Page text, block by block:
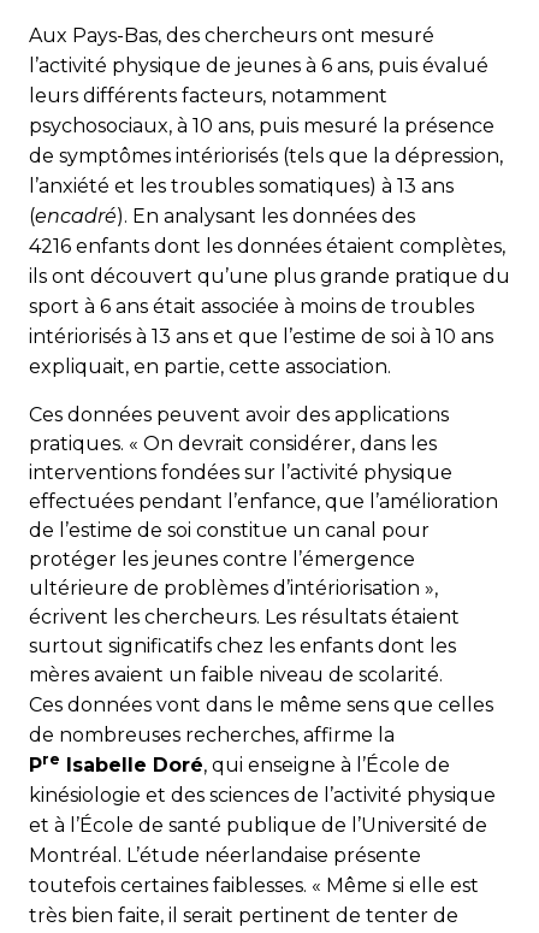
Aux Pays-Bas, des chercheurs ont mesuré
l’activité physique de jeunes à 6 ans, puis évalué
leurs différents facteurs, notamment
psychosociaux, à 10 ans, puis mesuré la présence
de symptômes intériorisés (tels que la dépression,
l’anxiété et les troubles somatiques) à 13 ans
(encadré). En analysant les données des
4216 enfants dont les données étaient complètes,
ils ont découvert qu’une plus grande pratique du
sport à 6 ans était associée à moins de troubles
intériorisés à 13 ans et que l’estime de soi à 10 ans
expliquait, en partie, cette association.
Ces données peuvent avoir des applications
pratiques. « On devrait considérer, dans les
interventions fondées sur l’activité physique
effectuées pendant l’enfance, que l’amélioration
de l’estime de soi constitue un canal pour
protéger les jeunes contre l’émergence
ultérieure de problèmes d’intériorisation »,
écrivent les chercheurs. Les résultats étaient
surtout significatifs chez les enfants dont les
mères avaient un faible niveau de scolarité.
Ces données vont dans le même sens que celles
de nom­breuses recherches, affirme la
Pre Isabelle Doré, qui ensei­gne à l’École de
kinésiologie et des sciences de l’activité physique
et à l’École de santé publique de l’Université de
Montréal. L’étude néerlandaise présente
toutefois certaines faiblesses. « Même si elle est
très bien faite, il serait pertinent de tenter de